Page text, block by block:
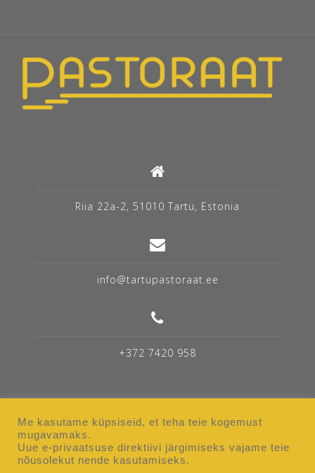
Riia 22a-2, 51010 Tartu, Estonia
info@tartupastoraat.ee
+372 7420 958
Elu Pastoraadis
Ruumide rent
Me kasutame küpsiseid, et teha teie kogemust
mugavamaks.
Uue e-privaatsuse direktiivi järgimiseks vajame teie
nõusolekut nende kasutamiseks.